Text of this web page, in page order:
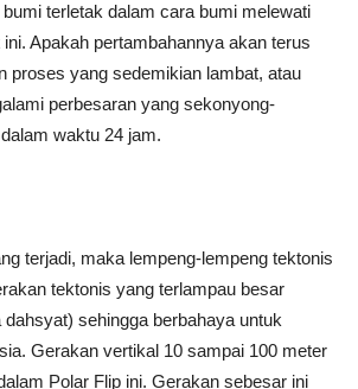
terletak dalam cara bumi melewati
Apakah pertambahannya akan terus
proses yang sedemikian lambat, atau
perbesaran yang sekonyong-
waktu 24 jam.
terjadi, maka lempeng-lempeng tektonis
tektonis yang terlampau besar
sehingga berbahaya untuk
Gerakan vertikal 10 sampai 100 meter
Polar Flip ini. Gerakan sebesar ini